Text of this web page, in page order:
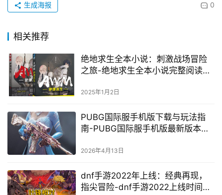
0
生成海报
相关推荐
绝地求生全本小说：刺激战场冒险
之旅-绝地求生全本小说完整阅读体
2025年1月2日
PUBG国际服手机版下载与玩法指
南-PUBG国际服手机版最新版本下
2026年4月13日
dnf手游2022年上线：经典再现，
指尖冒险-dnf手游2022上线时间及